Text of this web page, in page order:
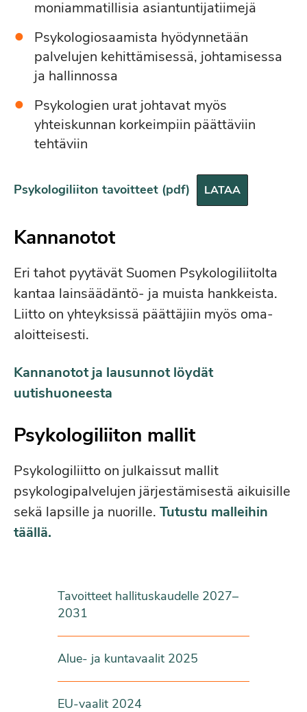
Tavoitteet hallituskaudelle 2027–
2031
Alue- ja kuntavaalit 2025
EU-vaalit 2024
moniammatillisia asiantuntijatiimejä
Psykologiosaamista hyödynnetään
palvelujen kehittämisessä, johtamisessa
ja hallinnossa
Psykologien urat johtavat myös
yhteiskunnan korkeimpiin päättäviin
tehtäviin
Psykologiliiton tavoitteet (pdf) LATAA
Kannanotot
Eri tahot pyytävät Suomen Psykologiliitolta
kantaa lainsäädäntö- ja muista hankkeista.
Liitto on yhteyksissä päättäjiin myös oma-
aloitteisesti.
Kannanotot ja lausunnot löydät
uutishuoneesta
Psykologiliiton mallit
Psykologiliitto on julkaissut mallit
psykologipalvelujen järjestämisestä aikuisille
sekä lapsille ja nuorille. Tutustu malleihin
täällä.